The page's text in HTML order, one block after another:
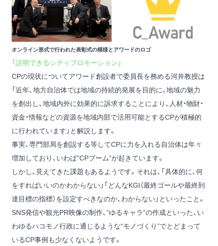
オンライン形式で行われた表彰式の模様とアワードのロゴ
「説明できるシティプロモーション」
CPの現状についてアワード創設者で委員長を務める河井教授は
「近年、地方自治体では地域の持続的発展を目的に、地域の魅力
を創出し、地域内外に効果的に訴求することにより、人材・物財・
資金・情報などの資源を地域内部で活用可能とするCPが積極的
に行われています」と解説します。
事実、専門部局を創設する等してCPに力を入れる自治体は年々
増加しており、いわば“CPブーム”が起きています。
しかし、見えてきた課題もあるようです。それは、「具体的に、何
をすればいいのかわからない」「どんなKGI（最終ゴールや最終到
達目標の指標）を設定すべきなのか、わからない」といったこと。
SNS発信や観光PR映像の制作、“ゆるキャラ”の作成といった、い
わゆるハコモノ行政に通じるような“モノづくり”でとどまって
いるCP事例も少なくないようです。